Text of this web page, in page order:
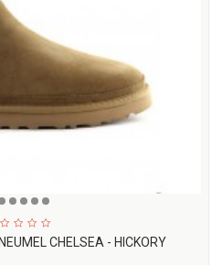
CHELSEA - HICKORY